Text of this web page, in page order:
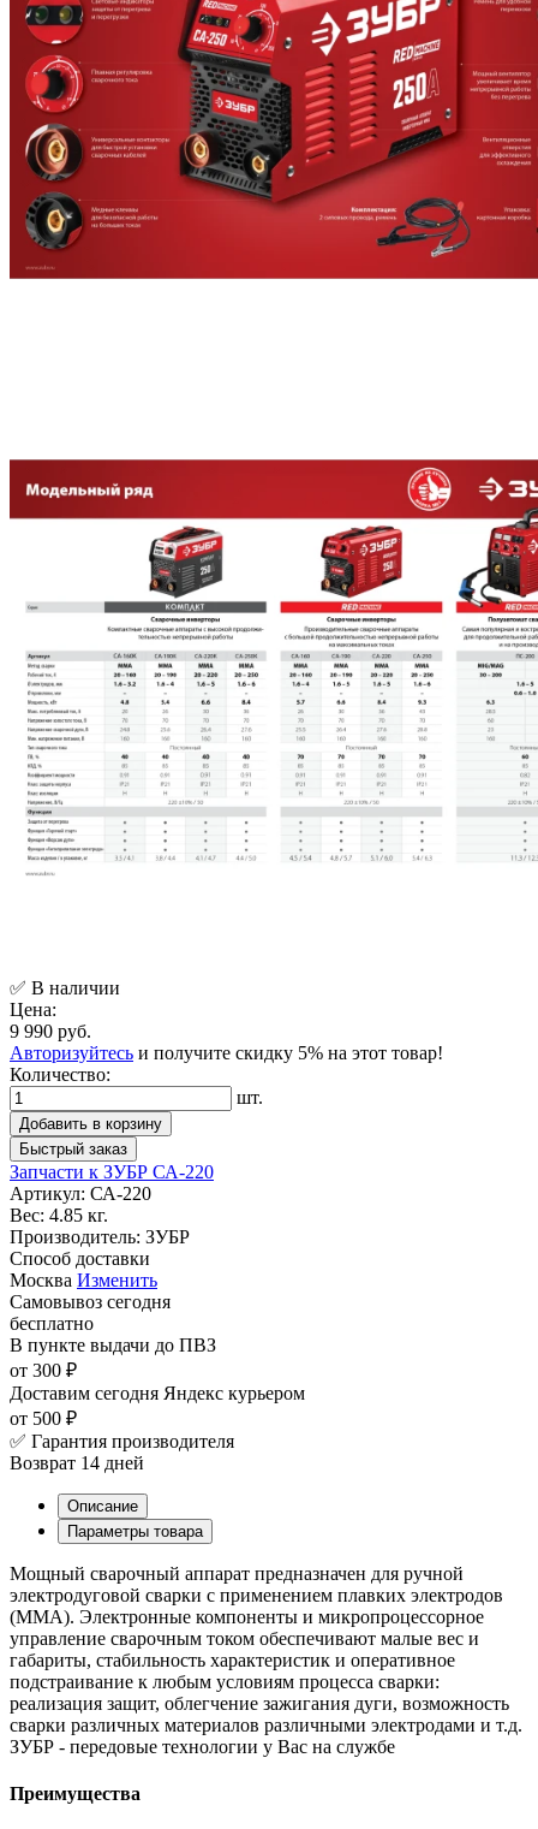
✅ В наличии
Цена:
9 990 руб.
Авторизуйтесь и получите скидку 5% на этот товар!
Количество:
шт.
Добавить в корзину
Быстрый заказ
Запчасти к ЗУБР СА-220
Артикул: СА-220
Вес: 4.85 кг.
Производитель: ЗУБР
Способ доставки
Москва Изменить
Самовывоз сегодня
бесплатно
В пункте выдачи до ПВЗ
от 300 ₽
Доставим сегодня Яндекс курьером
от 500 ₽
✅ Гарантия производителя
Возврат 14 дней
Описание
Параметры товара
Мощный сварочный аппарат предназначен для ручной
электродуговой сварки с применением плавких электродов
(ММА). Электронные компоненты и микропроцессорное
управление сварочным током обеспечивают малые вес и
габариты, стабильность характеристик и оперативное
подстраивание к любым условиям процесса сварки:
реализация защит, облегчение зажигания дуги, возможность
сварки различных материалов различными электродами и т.д.
ЗУБР - передовые технологии у Вас на службе
Преимущества